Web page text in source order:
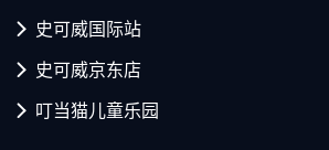
史可威国际站
史可威京东店
叮当猫儿童乐园